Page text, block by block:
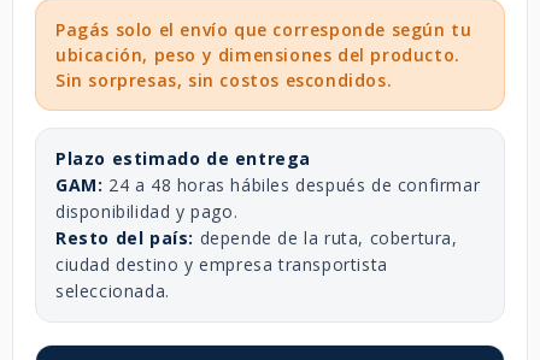
Pagás solo el envío que corresponde según tu
ubicación, peso y dimensiones del producto.
Sin sorpresas, sin costos escondidos.
Plazo estimado de entrega
GAM: 24 a 48 horas hábiles después de confirmar
disponibilidad y pago.
Resto del país: depende de la ruta, cobertura,
ciudad destino y empresa transportista
seleccionada.